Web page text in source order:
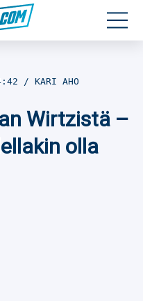
KARI AHO
Wirtzistä –
olla